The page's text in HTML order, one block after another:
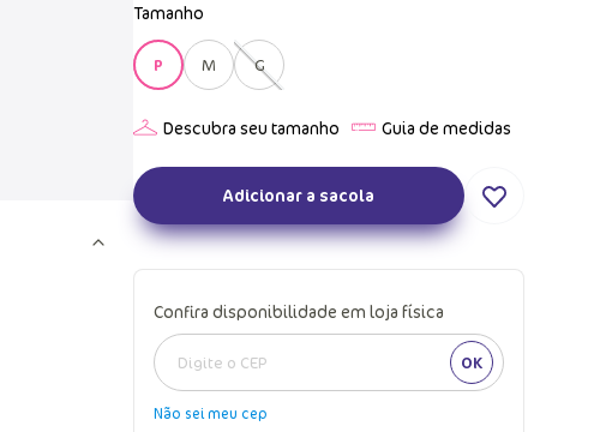
Tamanho
P M G
Adicionar a sacola
Confira disponibilidade em loja física
OK
Não sei meu cep